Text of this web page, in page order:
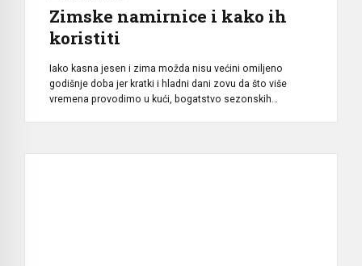
Zimske namirnice i kako ih
koristiti
Iako kasna jesen i zima možda nisu većini omiljeno
godišnje doba jer kratki i hladni dani zovu da što više
vremena provodimo u kući, bogatstvo sezonskih